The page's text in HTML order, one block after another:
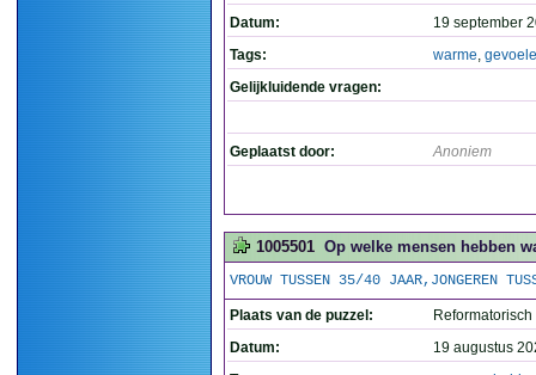
Datum:
19 september
Tags:
warme,
Gelijkluidende vragen:
Geplaatst door: Anoniem
1005501 Op welke mensen hebben
VROUW TUSSEN 35/40 JAAR,JONGEREN
Plaats van de puzzel:
Datum:
19 augustus